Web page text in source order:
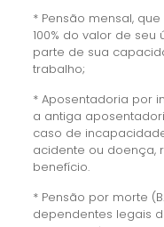
* Pensão mensal,
100% do valor de
parte de sua
trabalho;
* Aposentadoria por
a antiga
caso de
acidente ou doença,
benefício.
* Pensão por morte
dependentes legais